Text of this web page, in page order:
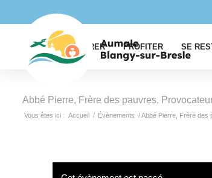
EXPLORER PROFITER SE
Abbé Pierre, Frère des pauvres,
Vous êtes ici : Accueil / Évènements /Abbé Pierre, Frère des